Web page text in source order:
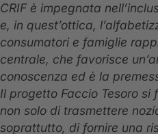
CRIF è impegnata
e, in quest’ottica,
consumatori e famiglie
centrale, che favorisce
conoscenza ed è la
Il progetto Faccio Tesoro
non solo di trasmettere
soprattutto, di fornire una